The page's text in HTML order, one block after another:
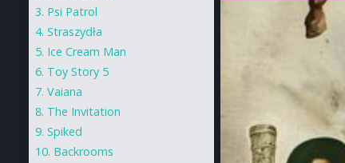
Psi Patrol
Straszydła
Ice Cream Man
Toy Story 5
Vaiana
The Invitation
Spiked
Backrooms